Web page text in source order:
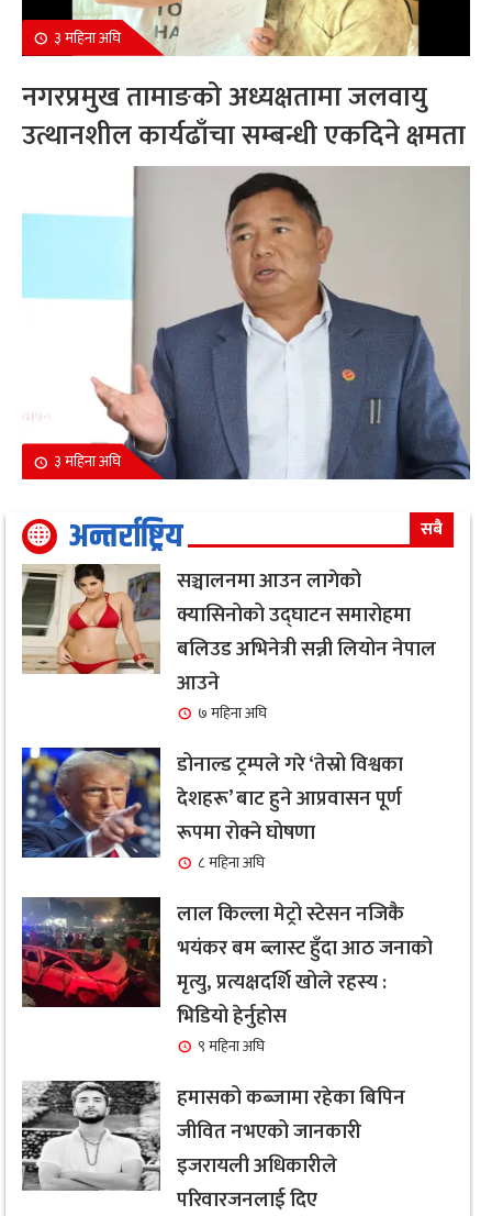
३ महिना अघि
नगरप्रमुख तामाङको अध्यक्षतामा जलवायु
उत्थानशील कार्यढाँचा सम्बन्धी एकदिने क्षमता
अभिवृद्धि कार्यक्रम सम्पन्न
३ महिना अघि
अन्तर्राष्ट्रिय सबै
सञ्चालनमा आउन लागेको
क्यासिनोको उद्घाटन समारोहमा
बलिउड अभिनेत्री सन्नी लियोन नेपाल
आउने
७ महिना अघि
डोनाल्ड ट्रम्पले गरे ‘तेस्रो विश्वका
देशहरू’ बाट हुने आप्रवासन पूर्ण
रूपमा रोक्ने घोषणा
८ महिना अघि
लाल किल्ला मेट्रो स्टेसन नजिकै
भयंकर बम ब्लास्ट हुँदा आठ जनाको
मृत्यु, प्रत्यक्षदर्शि खोले रहस्य :
भिडियो हेर्नुहोस
९ महिना अघि
हमासको कब्जामा रहेका बिपिन
जीवित नभएको जानकारी
इजरायली अधिकारीले
परिवारजनलाई दिए